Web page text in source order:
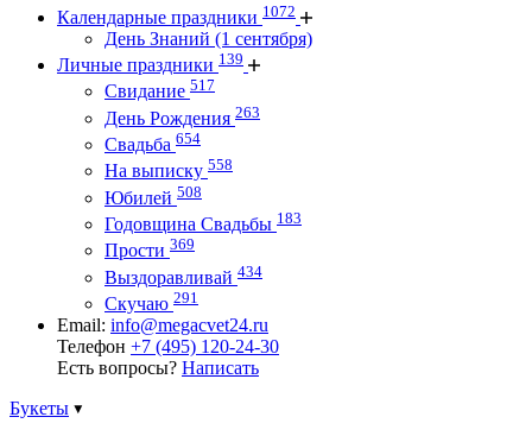
Календарные праздники 1072
День Знаний (1 сентября)
Личные праздники 139
Свидание 517
День Рождения 263
Свадьба 654
На выписку 558
Юбилей 508
Годовщина Свадьбы 183
Прости 369
Выздоравливай 434
Скучаю 291
Email: info@megacvet24.ru
Телефон +7 (495) 120-24-30
Есть вопросы? Написать
Букеты